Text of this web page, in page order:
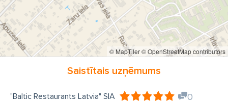
© MapTiler© OpenStreetMap contributors
Saistītais uzņēmums
"Baltic Restaurants Latvia" SIA 0